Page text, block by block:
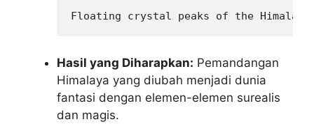
Floating crystal peaks of the
Hasil yang Diharapkan: Pemandangan
Himalaya yang diubah menjadi dunia
fantasi dengan elemen-elemen surealis
dan magis.